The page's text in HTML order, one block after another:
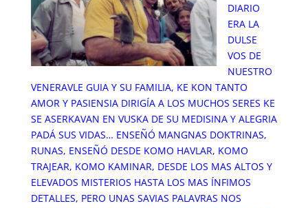
DIARIO
ERA LA
DULSE
VOS DE
NUESTRO
VENERAVLE GUIA Y SU FAMILIA, KE KON TANTO
AMOR Y PASIENSIA DIRIGÍA A LOS MUCHOS SERES KE
SE ASERKAVAN EN VUSKA DE SU MEDISINA Y ALEGRIA
PADÁ SUS VIDAS… ENSEÑÓ MANGNAS DOKTRINAS,
RUNAS, ENSEÑÓ DESDE KOMO HAVLAR, KOMO
TRAJEAR, KOMO KAMINAR, DESDE LOS MAS ALTOS Y
ELEVADOS MISTERIOS HASTA LOS MAS ÍNFIMOS
DETALLES, PERO UNAS SAVIAS PALAVRAS NOS